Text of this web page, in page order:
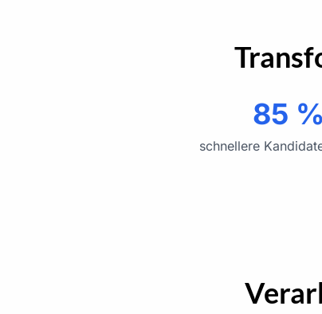
85 %
schnellere